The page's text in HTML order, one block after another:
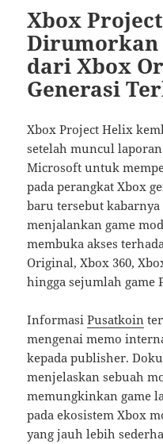
Xbox
Dirumorkan
dari Xbox
Generasi
Xbox Project Helix
setelah muncul
Microsoft untuk
pada perangkat Xbox
baru tersebut
menjalankan game
membuka akses
Original, Xbox 360,
hingga sejumlah game
InformasiPusatkoin
mengenai memo
kepada publisher.
menjelaskan sebuah
memungkinkan game
pada ekosistem Xbox
yang jauh lebih